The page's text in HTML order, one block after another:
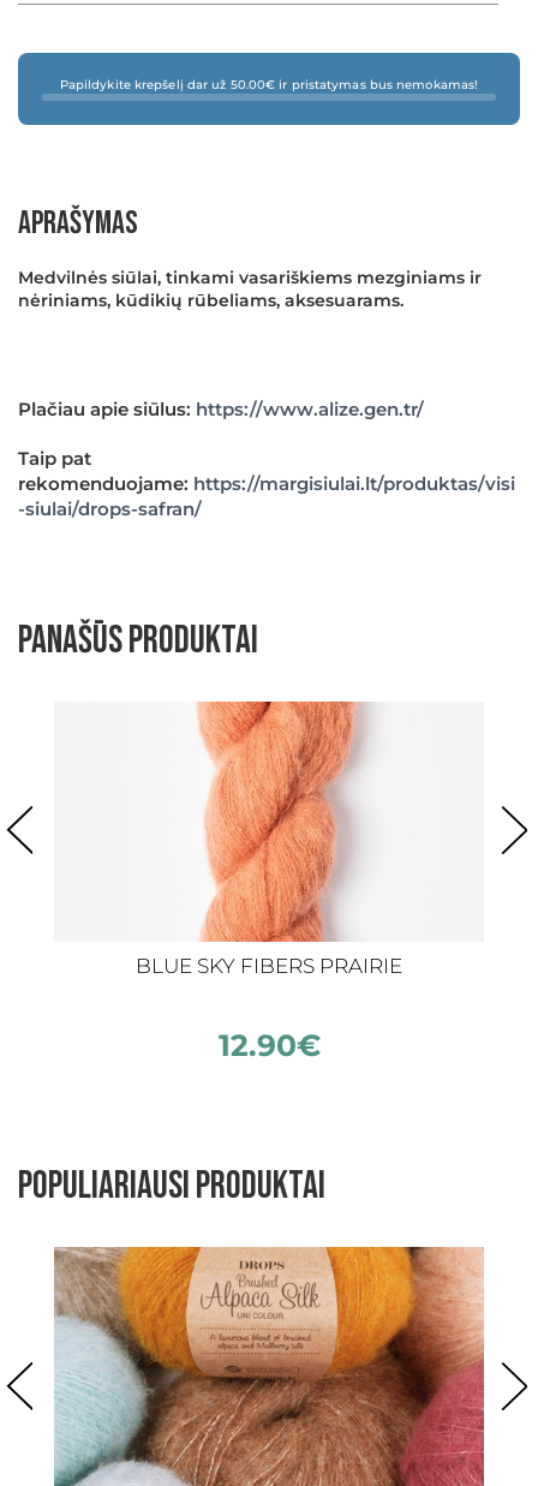
Papildykite krepšelį dar už 50.00€ ir pristatymas bus nemokamas!
Aprašymas
Medvilnės siūlai, tinkami vasariškiems mezginiams ir
nėriniams, kūdikių rūbeliams, aksesuarams.
Plačiau apie siūlus: https://www.alize.gen.tr/
Taip pat
rekomenduojame: https://margisiulai.lt/produktas/visi
-siulai/drops-safran/
Panašūs produktai
BLUE SKY FIBERS PRAIRIE
12.90€
Populiariausi produktai